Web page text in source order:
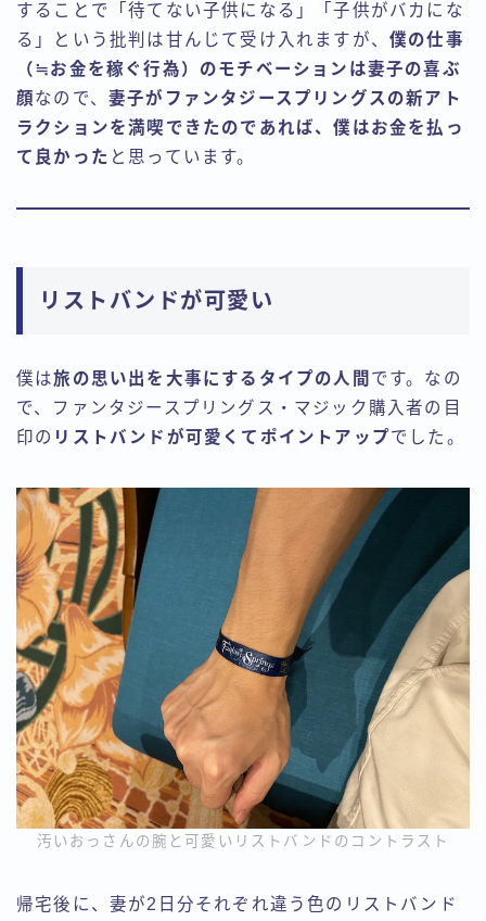
することで「待てない子供になる」「子供がバカにな
る」という批判は甘んじて受け入れますが、 僕の仕事
（≒お金を稼ぐ行為）のモチベーションは妻子の喜ぶ
顔なので、妻子がファンタジースプリングスの新アト
ラクションを満喫できたのであれば、僕はお金を払っ
て良かった と思っています。
リストバンドが可愛い
僕は旅の思い出を大事にするタイプの人間 です。なの
で、ファンタジースプリングス・マジック購入者の目
印の リストバンドが可愛くてポイントアップでした。
汚いおっさんの腕と可愛いリストバンドのコントラスト
帰宅後に、妻が2日分それぞれ違う色のリストバンド